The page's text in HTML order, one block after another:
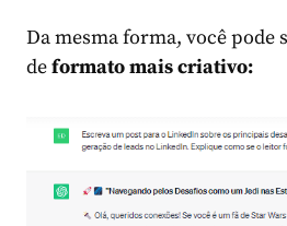
Da mesma forma, você pode
deformato mais criativo: